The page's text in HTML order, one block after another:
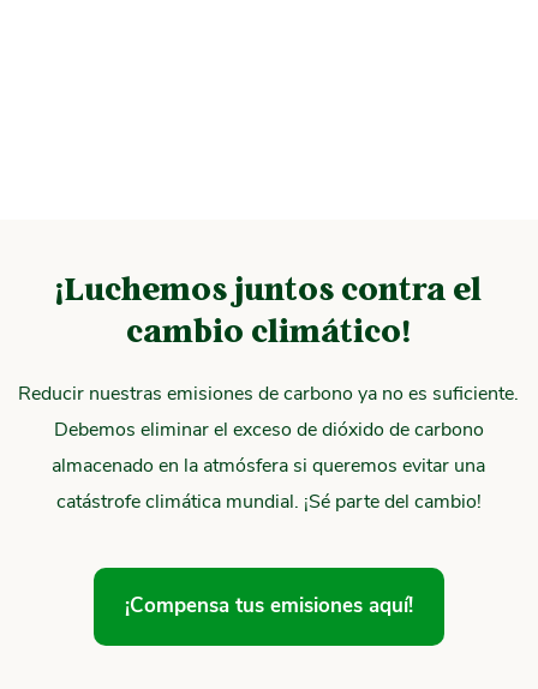
¡Luchemos juntos contra el
cambio climático!
Reducir nuestras emisiones de carbono ya no es suficiente.
Debemos eliminar el exceso de dióxido de carbono
almacenado en la atmósfera si queremos evitar una
catástrofe climática mundial. ¡Sé parte del cambio!
¡Compensa tus emisiones aquí!